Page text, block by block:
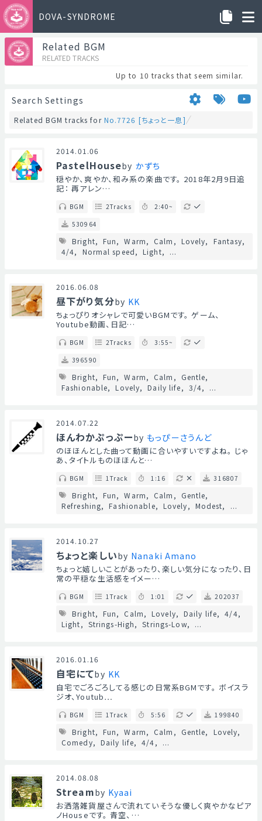
DOVA-SYNDROME
Related BGM
RELATED TRACKS
Up to 10 tracks that seem similar.
Search Settings
Related BGM tracks for No.7726 [ちょっと一息]
2014.01.06
PastelHouseby かずち
穏やか、爽やか、和み系の楽曲です。 2018年2月9日追
記： 再アレン…
BGM 2Tracks
2:40~
530964
Bright Fun Warm Calm Lovely
Fantasy
4/4
Normal speed Light ...
2016.06.08
昼下がり気分by KK
ちょっぴりオシャレで可愛いBGMです。 ゲーム、
Youtube動画、日記…
BGM 2Tracks
3:55~
396590
Bright Fun Warm Calm
Gentle
Fashionable
Lovely Daily life 3/4 ...
2014.07.22
ほんわかぷっぷーby もっぴーさうんど
のほほんとした曲って動画に合いやすいですよね。 じゃ
あ、タイトルものほほんと…
BGM 1Track 1:16 316807
Bright Fun Warm Calm
Gentle
Refreshing
Fashionable Lovely Modest ...
2014.10.27
ちょっと楽しいby Nanaki Amano
ちょっと嬉しいことがあったり、楽しい気分になったり、日
常の平穏な生活感をイメー…
BGM 1Track 1:01 202037
Bright Fun Calm Lovely Daily life
4/4
Light
Strings-High Strings-Low ...
2016.01.16
自宅にてby KK
自宅でごろごろしてる感じの日常系BGMです。 ボイスラ
ジオ、Youtub…
BGM 1Track 5:56 199840
Bright Fun Warm Calm Gentle
Lovely
Comedy
Daily life 4/4 ...
2014.08.08
Streamby Kyaai
お洒落雑貨屋さんで流れていそうな優しく爽やかなピア
ノHouseです。 青空、…